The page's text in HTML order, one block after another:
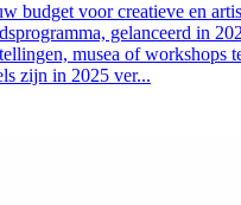
budget voor creatieve en
gelanceerd in
musea of workshops
zijn in 2025 ver...